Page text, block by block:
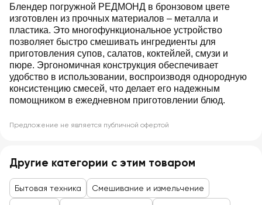
Блендер погружной РЕДМОНД в бронзовом цвете
изготовлен из прочных материалов – металла и
пластика. Это многофункциональное устройство
позволяет быстро смешивать ингредиенты для
приготовления супов, салатов, коктейлей, смузи и
пюре. Эргономичная конструкция обеспечивает
удобство в использовании, воспроизводя однородную
консистенцию смесей, что делает его надежным
помощником в ежедневном приготовлении блюд.
Предложение не является публичной офертой
Другие категории с этим товаром
Бытовая техника Смешивание и измельчение